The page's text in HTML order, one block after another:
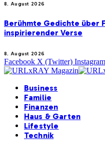
8. August 2026
Berühmte Gedichte über
inspirierender Verse
8. August 2026
Facebook X (Twitter) Instagram
Business
Familie
Finanzen
Haus & Garten
Lifestyle
Technik